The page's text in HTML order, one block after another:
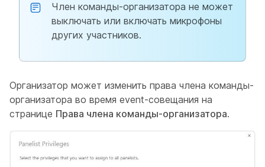
Член команды-организатора не может
выключать или включать микрофоны
других участников.
Организатор может изменить права члена команды-
организатора во время event-совещания на
странице Права члена команды-организатора.